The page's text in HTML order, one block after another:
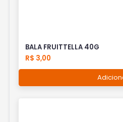
BALA FRUITTELLA 40G
R$ 3,00